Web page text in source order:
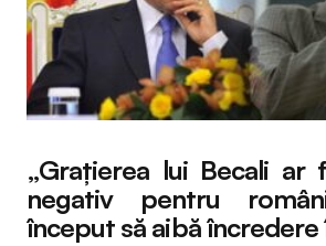
„Grațierea lui Becali ar
negativ pentru
început să aibă încredere